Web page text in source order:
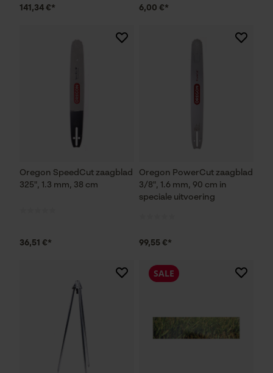
141,34 €* 6,00 €*
Oregon SpeedCut zaagblad
325", 1.3 mm, 38 cm
36,51 €*
Oregon PowerCut zaagblad
3/8", 1.6 mm, 90 cm in
speciale uitvoering
99,55 €*
SALE